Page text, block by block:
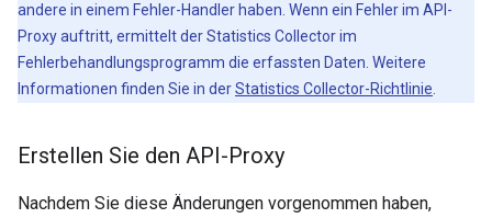
andere in einem Fehler-Handler haben. Wenn ein Fehler im API-
Proxy auftritt, ermittelt der Statistics Collector im
Fehlerbehandlungsprogramm die erfassten Daten. Weitere
Informationen finden Sie in derStatistics Collector-Richtlinie
Erstellen Sie den API-Proxy
Nachdem Sie diese Änderungen vorgenommen haben,